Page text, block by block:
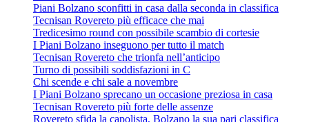
Piani Bolzano sconfitti in casa dalla seconda in classifica
Tecnisan Rovereto più efficace che mai
Tredicesimo round con possibile scambio di cortesie
I Piani Bolzano inseguono per tutto il match
Tecnisan Rovereto che trionfa nell’anticipo
Turno di possibili soddisfazioni in C
Chi scende e chi sale a novembre
I Piani Bolzano sprecano un occasione preziosa in casa
Tecnisan Rovereto più forte delle assenze
Rovereto sfida la capolista, Bolzano la sua pari classifica